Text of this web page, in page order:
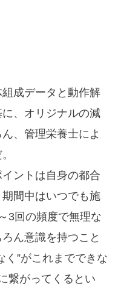
成データと動作解
、オリジナルの減
、管理栄養士によ
ントは自身の都合
間中はいつでも施
3回の頻度で無理な
ん意識を持つこと
く”がこれまでできな
繋がってくるとい